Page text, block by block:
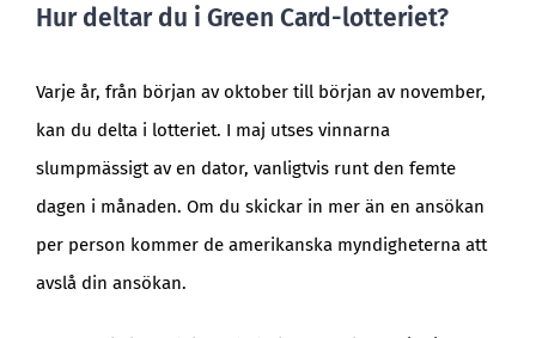
Hur deltar du i Green Card-lotteriet?
Varje år, från början av oktober till början av november,
kan du delta i lotteriet. I maj utses vinnarna
slumpmässigt av en dator, vanligtvis runt den femte
dagen i månaden. Om du skickar in mer än en ansökan
per person kommer de amerikanska myndigheterna att
avslå din ansökan.